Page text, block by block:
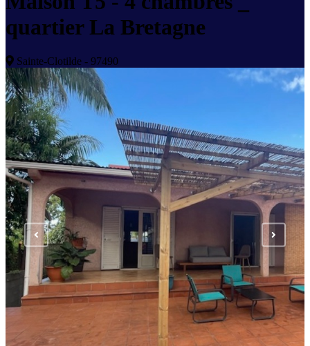
quartier La Bretagne
Sainte-Clotilde - 97490